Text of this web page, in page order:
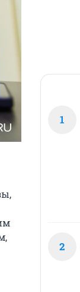
1
2